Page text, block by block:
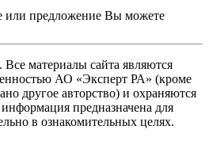
или предложение Вы можете
материалы сайта являются
АО «Эксперт РА» (кроме
другое авторство) и охраняются
предназначена для
в ознакомительных целях.